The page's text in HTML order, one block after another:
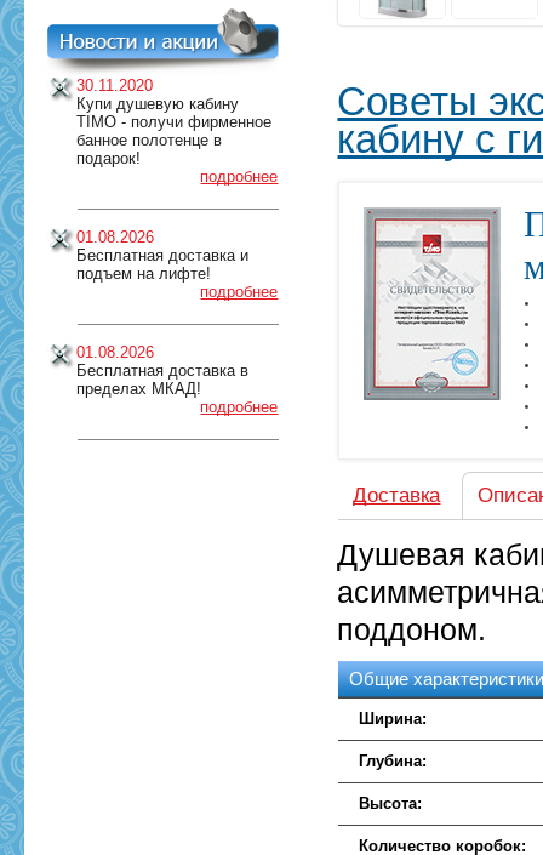
30.11.2020
Купи душевую кабину
TIMO - получи фирменное
банное полотенце в
подарок!
подробнее
01.08.2026
Бесплатная доставка и
подъем на лифте!
подробнее
01.08.2026
Бесплатная доставка в
пределах МКАД!
подробнее
Советы
кабину с
Доставка
Душевая
поддоном.
Общие
Ширина:
Глубина:
Высота:
Количество коробок: